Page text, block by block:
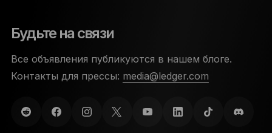
Будьте на связи
Все объявления публикуются в нашем блоге.
Контакты для прессы: media@ledger.com